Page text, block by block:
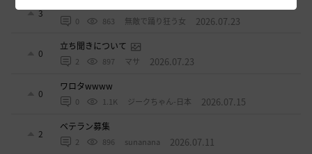
3
0 863 無敵で踊り狂う女 2026.07.23
0
立ち聞きについて
2 897 マサ 2026.07.23
0
ワロタwwww
0 1.1K ジークちゃん-日本 2026.07.15
2
ベテラン募集
2 896 sunanana 2026.07.11